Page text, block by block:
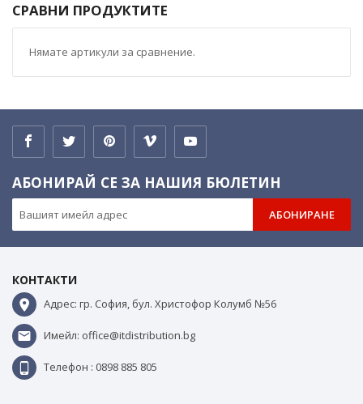
СРАВНИ ПРОДУКТИТЕ
Нямате артикули за сравнение.
АБОНИРАЙ СЕ ЗА НАШИЯ БЮЛЕТИН
АБОНИРАНЕ
КОНТАКТИ
Адрес: гр. София, бул. Христофор Колумб №56
Имейл: office@itdistribution.bg
Телефон : 0898 885 805